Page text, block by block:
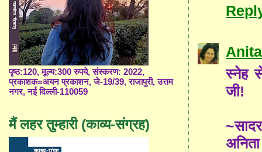
स्नेह
जी!
~सादर
पृष्ठ:120, मूल्य:300 रुपये, संस्करण: 2022,
प्रकाशक=अयन प्रकाशन, जे-19/39, राजापुरी, उत्तम
नगर, नई दिल्ली-110059
मैं लहर तुम्हारी (काव्य-संग्रह)